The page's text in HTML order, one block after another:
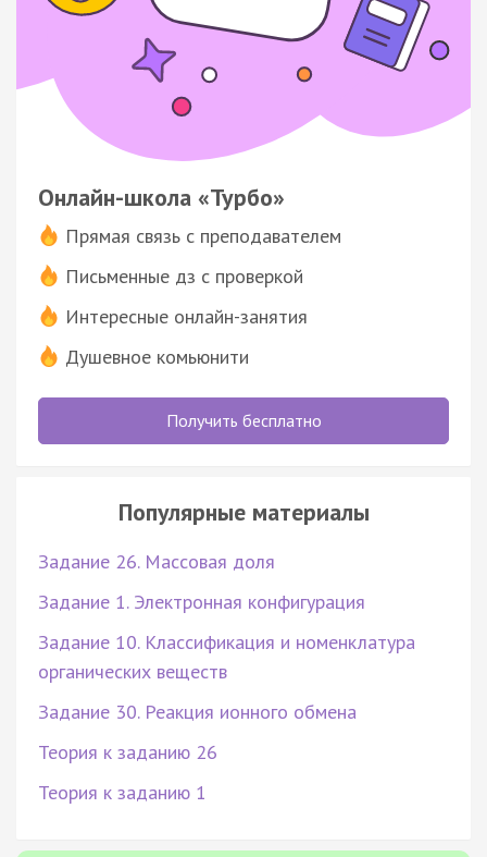
Онлайн-школа «Турбо»
Прямая связь с преподавателем
Письменные дз с проверкой
Интересные онлайн-занятия
Душевное комьюнити
Получить бесплатно
Популярные материалы
Задание 26. Массовая доля
Задание 1. Электронная конфигурация
Задание 10. Классификация и номенклатура
органических веществ
Задание 30. Реакция ионного обмена
Теория к заданию 26
Теория к заданию 1